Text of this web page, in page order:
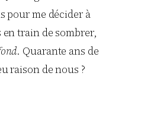
pour me décider à
train de sombrer,
. Quarante ans de
raison de nous ?